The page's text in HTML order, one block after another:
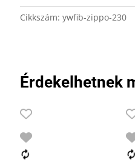
gravírozással
Cikkszám: ywfib-zippo-230
Érdekelhetnek